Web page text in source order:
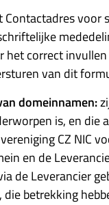
correct
van dit
domeinnamen:
is, en
CZ NIC
en de
de Leverancier
betrekking